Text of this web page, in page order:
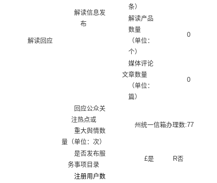
解读回应
解读信息发
布
条）
解读产品
数量
（单位：
个）
0
媒体评论
文章数量
（单位：
篇）
0
回应公众关
注热点或
重大舆情数
量（单位：次）
州统一信箱办理数:77
是否发布服
务事项目录
£是 R否
注册用户数